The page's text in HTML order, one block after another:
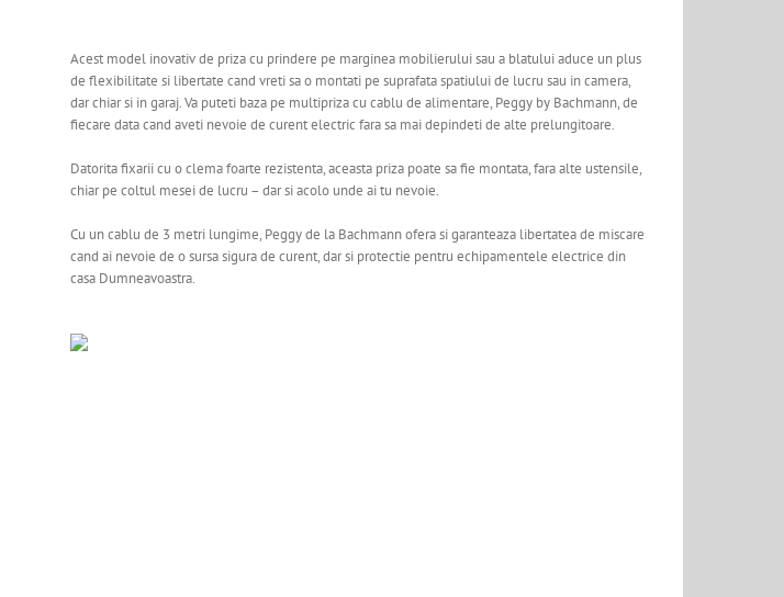
Acest model inovativ de priza cu prindere pe marginea mobilierului sau a blatului aduce un plus
de flexibilitate si libertate cand vreti sa o montati pe suprafata spatiului de lucru sau in camera,
dar chiar si in garaj. Va puteti baza pe multipriza cu cablu de alimentare, Peggy by Bachmann, de
fiecare data cand aveti nevoie de curent electric fara sa mai depindeti de alte prelungitoare.
Datorita fixarii cu o clema foarte rezistenta, aceasta priza poate sa fie montata, fara alte ustensile,
chiar pe coltul mesei de lucru – dar si acolo unde ai tu nevoie.
Cu un cablu de 3 metri lungime, Peggy de la Bachmann ofera si garanteaza libertatea de miscare
cand ai nevoie de o sursa sigura de curent, dar si protectie pentru echipamentele electrice din
casa Dumneavoastra.